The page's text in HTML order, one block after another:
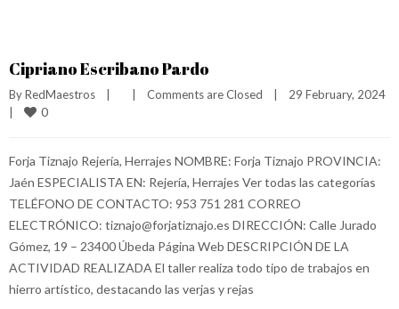
Cipriano Escribano Pardo
By RedMaestros Comments are Closed
0
Forja Tiznajo Rejería, Herrajes NOMBRE: Forja Tiznajo PROVINCIA:
Jaén ESPECIALISTA EN: Rejería, Herrajes Ver todas las categorías
TELÉFONO DE CONTACTO: 953 751 281 CORREO
ELECTRÓNICO: tiznajo@forjatiznajo.es DIRECCIÓN: Calle Jurado
Gómez, 19 – 23400 Úbeda Página Web DESCRIPCIÓN DE LA
ACTIVIDAD REALIZADA El taller realiza todo tipo de trabajos en
hierro artístico, destacando las verjas y rejas